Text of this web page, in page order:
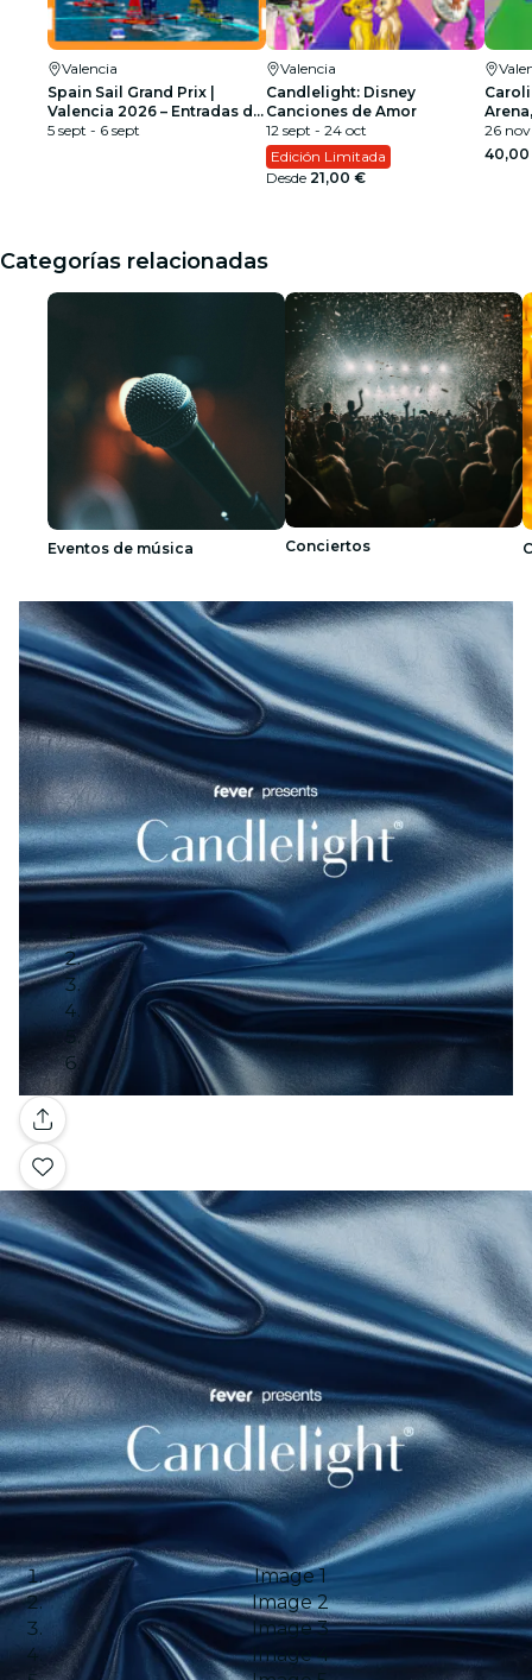
Valencia
Spain Sail Grand Prix |
Valencia 2026 – Entradas de
día
5 sept - 6 sept
Valencia
Candlelight: Disney
Canciones de Amor
12 sept - 24 oct
Edición Limitada
Desde 21,00 €
26 nov
Categorías relacionadas
Eventos de música Conciertos
Galería
Image 1
Image 2
Image 3
Image 4